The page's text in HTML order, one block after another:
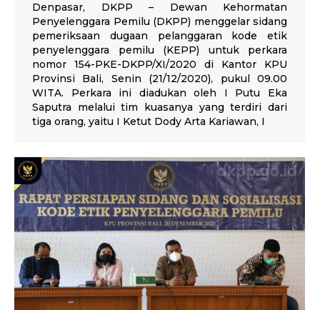
Denpasar, DKPP – Dewan Kehormatan
Penyelenggara Pemilu (DKPP) menggelar sidang
pemeriksaan dugaan pelanggaran kode etik
penyelenggara pemilu (KEPP) untuk perkara
nomor 154-PKE-DKPP/XI/2020 di Kantor KPU
Provinsi Bali, Senin (21/12/2020), pukul 09.00
WITA. Perkara ini diadukan oleh I Putu Eka
Saputra melalui tim kuasanya yang terdiri dari
tiga orang, yaitu I Ketut Dody Arta Kariawan, I